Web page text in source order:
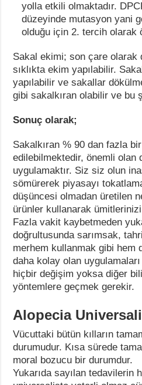
yolla etkili olmaktadır.
düzeyinde mutasyon yani
olduğu için 2. tercih olarak
Sakal ekimi; son çare olarak
sıklıkta ekim yapılabilir.
yapılabilir ve sakallar
gibi sakalkıran olabilir ve bu
Sonuç olarak;
Sakalkıran % 90 dan fazla
edilebilmektedir, önemli olan
uygulamaktır. Siz siz olun
sömürerek piyasayı
düşüncesi olmadan üretilen
ürünler kullanarak ümitlerinizi
Fazla vakit kaybetmeden
doğrultusunda sarımsak,
merhem kullanmak gibi hem
daha kolay olan
hiçbir değişim yoksa diğer
yöntemlere geçmek gerekir.
Alopecia
Vücuttaki bütün kılların
durumudur. Kısa sürede
moral bozucu bir durumdur.
Yukarıda sayılan tedavilerin